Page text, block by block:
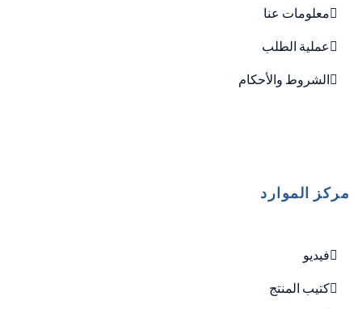
معلومات عنا
عملية الطلب
الشروط والأحكام
مركز الموارد
فيديو
كتيب المنتج